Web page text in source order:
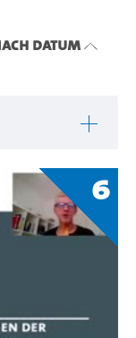
Datum
6